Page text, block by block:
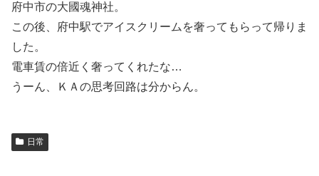
府中市の大國魂神社。
この後、府中駅でアイスクリームを奢ってもらって帰りま
した。
電車賃の倍近く奢ってくれたな…
うーん、ＫＡの思考回路は分からん。
日常